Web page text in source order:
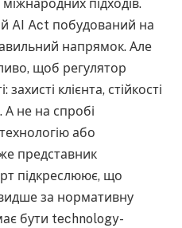
підходів.
AI Act побудований на
напрямок. Але
щоб регулятор
клієнта, стійкості
А не на спробі
або
представник
підкреслюює, що
за нормативну
бути technology-